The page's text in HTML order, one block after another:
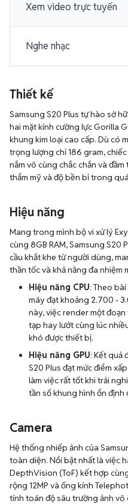
Xem video trực tuyến
Nghe nhạc
Thiết kế
Samsung S20 Plus tự hào sở
hai mặt kính cường lực Gorilla
khung kim loại cao cấp. Dù có
trọng lượng chỉ 186 gram,
nắm vô cùng chắc chắn và
thẩm mỹ và độ bền bỉ trong
Hiệu năng
Mang trong mình bộ vi xử lý
cùng 8GB RAM, Samsung S20
cầu khắt khe từ người dùng,
thần tốc và khả năng đa nhiệm
Hiệu năng CPU: Theo
máy đạt khoảng 2.700 -
này, việc render một
tạp hay lướt cùng lúc
khó được thiết bị.
Hiệu năng GPU: Kết quả
S20 Plus đạt mức điểm
làm việc rất tốt khi trải
tần số khung hình ổn định
Camera
Hệ thống nhiếp ảnh của
toàn diện. Nổi bật nhất là việc
DepthVision (ToF) kết hợp
rộng 12MP và ống kính
tính toán độ sâu trường ảnh vô